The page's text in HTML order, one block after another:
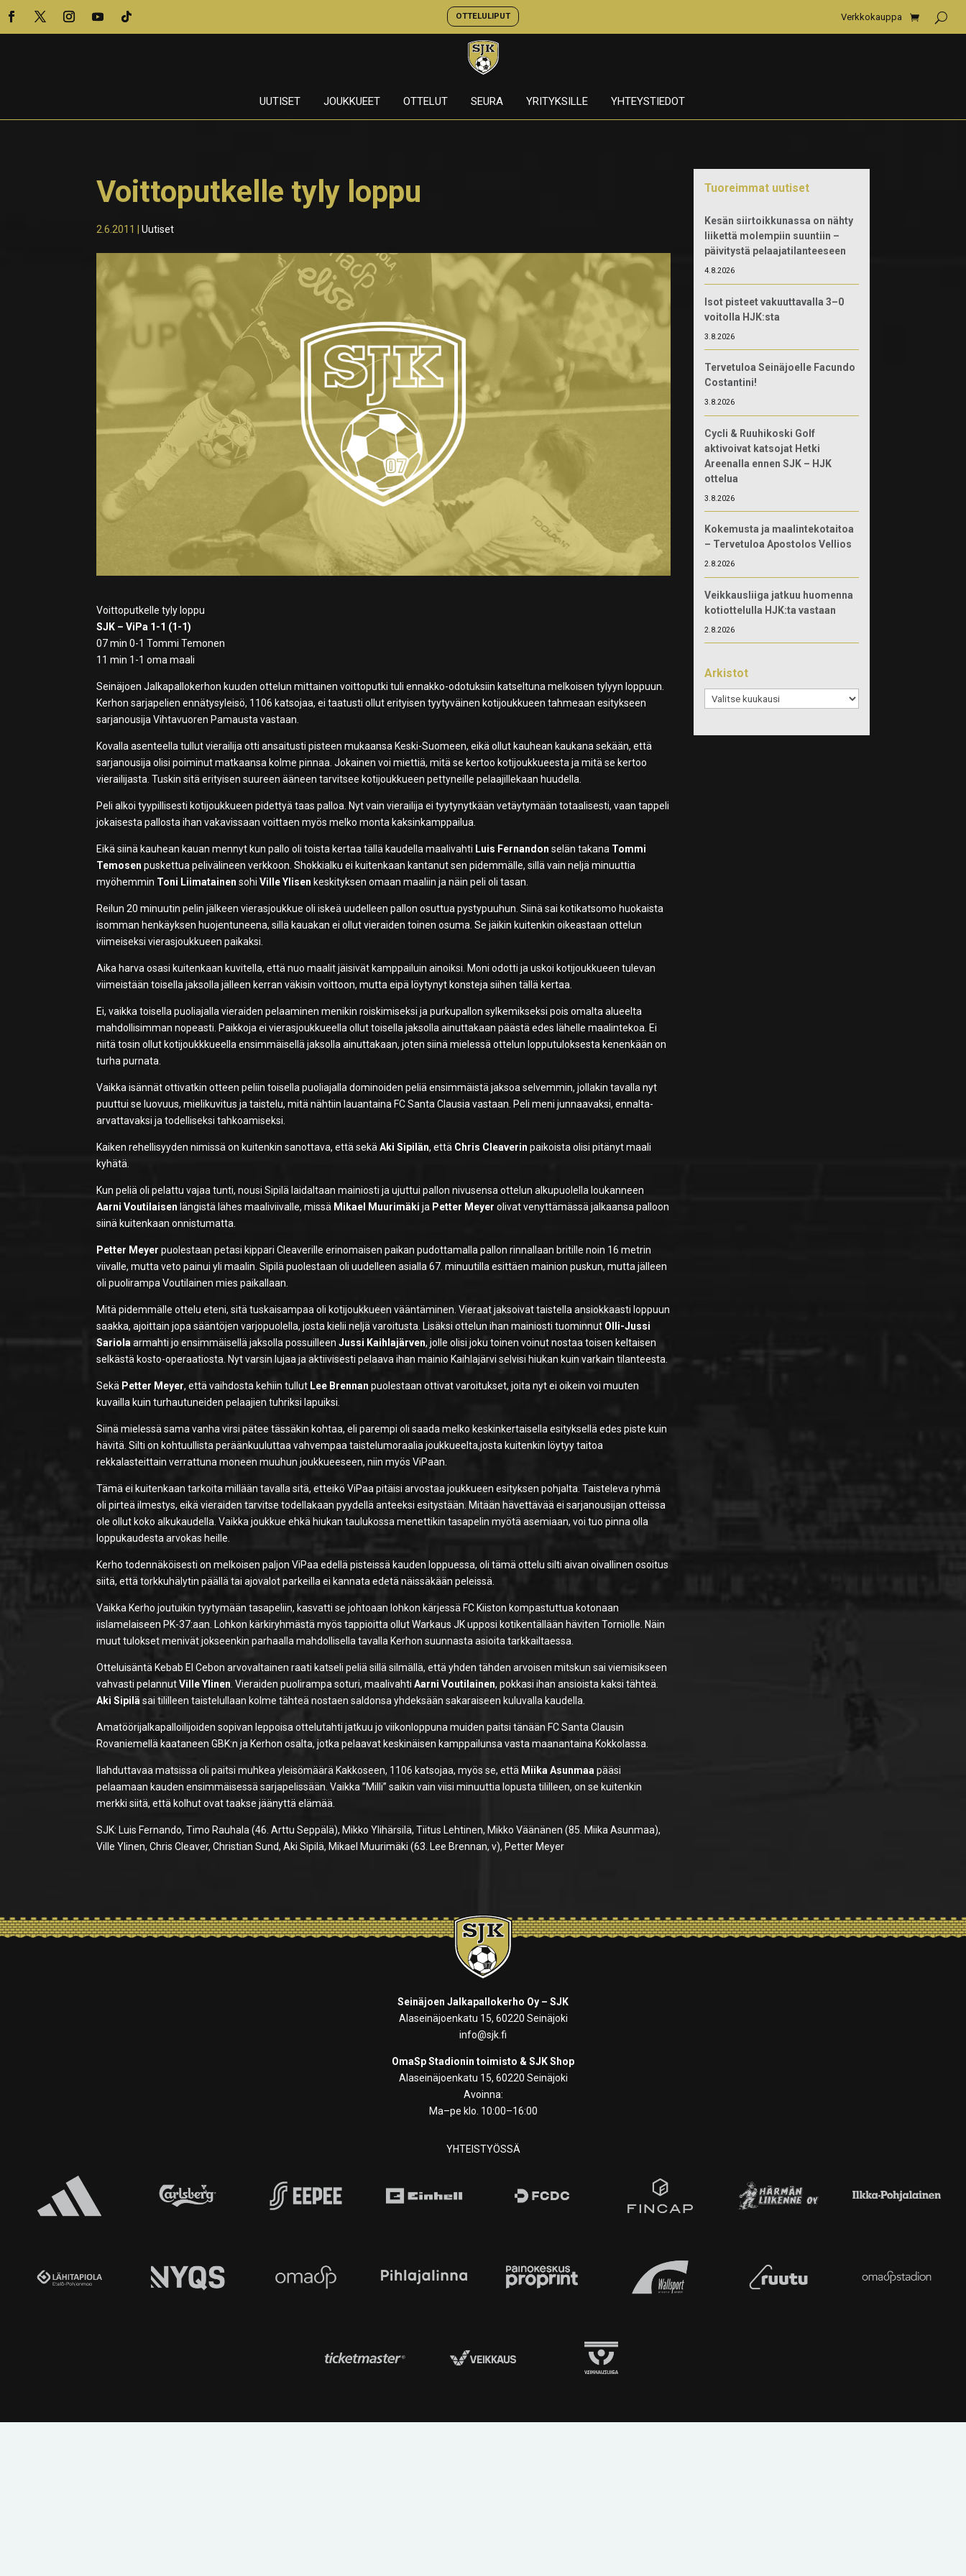
OTTELULIPUT Verkkokauppa
UUTISET JOUKKUEET OTTELUT SEURA YRITYKSILLE YHTEYSTIEDOT
Voittoputkelle tyly loppu
2.6.2011 |Uutiset
Voittoputkelle tyly loppu
SJK – ViPa 1-1 (1-1)
07 min 0-1 Tommi Temonen
11 min 1-1 oma maali
Seinäjoen Jalkapallokerhon kuuden ottelun mittainen voittoputki tuli ennakko-odotuksiin katseltuna melkoisen tylyyn loppuun.
Kerhon sarjapelien ennätysyleisö, 1106 katsojaa, ei taatusti ollut erityisen tyytyväinen kotijoukkueen tahmeaan esitykseen
sarjanousija Vihtavuoren Pamausta vastaan.
Kovalla asenteella tullut vierailija otti ansaitusti pisteen mukaansa Keski-Suomeen, eikä ollut kauhean kaukana sekään, että
sarjanousija olisi poiminut matkaansa kolme pinnaa. Jokainen voi miettiä, mitä se kertoo kotijoukkueesta ja mitä se kertoo
vierailijasta. Tuskin sitä erityisen suureen ääneen tarvitsee kotijoukkueen pettyneille pelaajillekaan huudella.
Peli alkoi tyypillisesti kotijoukkueen pidettyä taas palloa. Nyt vain vierailija ei tyytynytkään vetäytymään totaalisesti, vaan tappeli
jokaisesta pallosta ihan vakavissaan voittaen myös melko monta kaksinkamppailua.
Eikä siinä kauhean kauan mennyt kun pallo oli toista kertaa tällä kaudella maalivahti Luis Fernandon selän takana Tommi
Temosen puskettua pelivälineen verkkoon. Shokkialku ei kuitenkaan kantanut sen pidemmälle, sillä vain neljä minuuttia
myöhemmin Toni Liimatainen sohiVille Ylisen keskityksen omaan maaliin ja näin peli oli tasan.
Reilun 20 minuutin pelin jälkeen vierasjoukkue oli iskeä uudelleen pallon osuttua pystypuuhun. Siinä sai kotikatsomo huokaista
isomman henkäyksen huojentuneena, sillä kauakan ei ollut vieraiden toinen osuma. Se jäikin kuitenkin oikeastaan ottelun
viimeiseksi vierasjoukkueen paikaksi.
Aika harva osasi kuitenkaan kuvitella, että nuo maalit jäisivät kamppailuin ainoiksi. Moni odotti ja uskoi kotijoukkueen tulevan
viimeistään toisella jaksolla jälleen kerran väkisin voittoon, mutta eipä löytynyt konsteja siihen tällä kertaa.
Ei, vaikka toisella puoliajalla vieraiden pelaaminen menikin roiskimiseksi ja purkupallon sylkemikseksi pois omalta alueelta
mahdollisimman nopeasti. Paikkoja ei vierasjoukkueella ollut toisella jaksolla ainuttakaan päästä edes lähelle maalintekoa. Ei
niitä tosin ollut kotijoukkkueella ensimmäisellä jaksolla ainuttakaan, joten siinä mielessä ottelun lopputuloksesta kenenkään on
turha purnata.
Vaikka isännät ottivatkin otteen peliin toisella puoliajalla dominoiden peliä ensimmäistä jaksoa selvemmin, jollakin tavalla nyt
puuttui se luovuus, mielikuvitus ja taistelu, mitä nähtiin lauantaina FC Santa Clausia vastaan. Peli meni junnaavaksi, ennalta-
arvattavaksi ja todelliseksi tahkoamiseksi.
Kaiken rehellisyyden nimissä on kuitenkin sanottava, että sekäAki Sipilän, että Chris Cleaverin paikoista olisi pitänyt maali
kyhätä.
Kun peliä oli pelattu vajaa tunti, nousi Sipilä laidaltaan mainiosti ja ujuttui pallon nivusensa ottelun alkupuolella loukanneen
Aarni Voutilaisen längistä lähes maaliviivalle, missä Mikael Muurimäki ja Petter Meyer olivat venyttämässä jalkaansa palloon
siinä kuitenkaan onnistumatta.
Petter Meyerpuolestaan petasi kippari Cleaverille erinomaisen paikan pudottamalla pallon rinnallaan britille noin 16 metrin
viivalle, mutta veto painui yli maalin. Sipilä puolestaan oli uudelleen asialla 67. minuutilla esittäen mainion puskun, mutta jälleen
oli puolirampa Voutilainen mies paikallaan.
Mitä pidemmälle ottelu eteni, sitä tuskaisampaa oli kotijoukkueen vääntäminen. Vieraat jaksoivat taistella ansiokkaasti loppuun
saakka, ajoittain jopa sääntöjen varjopuolella, josta kielii neljä varoitusta. Lisäksi ottelun ihan mainiosti tuominnut Olli-Jussi
Sariolaarmahti jo ensimmäisellä jaksolla possuilleenJussi Kaihlajärven, jolle olisi joku toinen voinut nostaa toisen keltaisen
selkästä kosto-operaatiosta. Nyt varsin lujaa ja aktiivisesti pelaava ihan mainio Kaihlajärvi selvisi hiukan kuin varkain tilanteesta.
Sekä Petter Meyer, että vaihdosta kehiin tullut Lee Brennan puolestaan ottivat varoitukset, joita nyt ei oikein voi muuten
kuvailla kuin turhautuneiden pelaajien tuhriksi lapuiksi.
Siinä mielessä sama vanha virsi pätee tässäkin kohtaa, eli parempi oli saada melko keskinkertaisella esityksellä edes piste kuin
hävitä. Silti on kohtuullista peräänkuuluttaa vahvempaa taistelumoraalia joukkueelta,josta kuitenkin löytyy taitoa
rekkalasteittain verrattuna moneen muuhun joukkueeseen, niin myös ViPaan.
Tämä ei kuitenkaan tarkoita millään tavalla sitä, etteikö ViPaa pitäisi arvostaa joukkueen esityksen pohjalta. Taisteleva ryhmä
oli pirteä ilmestys, eikä vieraiden tarvitse todellakaan pyydellä anteeksi esitystään. Mitään hävettävää ei sarjanousijan otteissa
ole ollut koko alkukaudella. Vaikka joukkue ehkä hiukan taulukossa menettikin tasapelin myötä asemiaan, voi tuo pinna olla
loppukaudesta arvokas heille.
Kerho todennäköisesti on melkoisen paljon ViPaa edellä pisteissä kauden loppuessa, oli tämä ottelu silti aivan oivallinen osoitus
siitä, että torkkuhälytin päällä tai ajovalot parkeilla ei kannata edetä näissäkään peleissä.
Vaikka Kerho joutuikin tyytymään tasapeliin, kasvatti se johtoaan lohkon kärjessä FC Kiiston kompastuttua kotonaan
iislamelaiseen PK-37:aan. Lohkon kärkiryhmästä myös tappioitta ollut Warkaus JK upposi kotikentällään häviten Torniolle. Näin
muut tulokset menivät jokseenkin parhaalla mahdollisella tavalla Kerhon suunnasta asioita tarkkailtaessa.
Otteluisäntä Kebab El Cebon arvovaltainen raati katseli peliä sillä silmällä, että yhden tähden arvoisen mitskun sai viemisikseen
vahvasti pelannutVille Ylinen. Vieraiden puolirampa soturi, maalivahtiAarni Voutilainen, pokkasi ihan ansioista kaksi tähteä.
Aki Sipiläsai tililleen taistelullaan kolme tähteä nostaen saldonsa yhdeksään sakaraiseen kuluvalla kaudella.
Amatöörijalkapalloilijoiden sopivan leppoisa ottelutahti jatkuu jo viikonloppuna muiden paitsi tänään FC Santa Clausin
Rovaniemellä kaataneen GBK:n ja Kerhon osalta, jotka pelaavat keskinäisen kamppailunsa vasta maanantaina Kokkolassa.
Ilahduttavaa matsissa oli paitsi muhkea yleisömäärä Kakkoseen, 1106 katsojaa, myös se, että Miika Asunmaapääsi
pelaamaan kauden ensimmäisessä sarjapelissään. Vaikka ”Milli” saikin vain viisi minuuttia lopusta tililleen, on se kuitenkin
merkki siitä, että kolhut ovat taakse jäänyttä elämää.
SJK: Luis Fernando, Timo Rauhala (46. Arttu Seppälä), Mikko Ylihärsilä, Tiitus Lehtinen, Mikko Väänänen (85. Miika Asunmaa),
Ville Ylinen, Chris Cleaver, Christian Sund, Aki Sipilä, Mikael Muurimäki (63. Lee Brennan, v), Petter Meyer
Tuoreimmat uutiset
Kesän siirtoikkunassa on nähty
liikettä molempiin suuntiin –
päivitystä pelaajatilanteeseen
4.8.2026
Isot pisteet vakuuttavalla 3–0
voitolla HJK:sta
3.8.2026
Tervetuloa Seinäjoelle Facundo
Costantini!
3.8.2026
Cycli & Ruuhikoski Golf
aktivoivat katsojat Hetki
Areenalla ennen SJK – HJK
ottelua
3.8.2026
Kokemusta ja maalintekotaitoa
– Tervetuloa Apostolos Vellios
2.8.2026
Veikkausliiga jatkuu huomenna
kotiottelulla HJK:ta vastaan
2.8.2026
Arkistot
Arkistot
Seinäjoen Jalkapallokerho Oy – SJK
Alaseinäjoenkatu 15, 60220 Seinäjoki
info@sjk.fi
OmaSp Stadionin toimisto & SJK Shop
Alaseinäjoenkatu 15, 60220 Seinäjoki
Avoinna:
Ma–pe klo. 10:00–16:00
YHTEISTYÖSSÄ